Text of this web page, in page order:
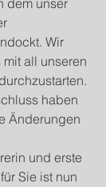
dem unser
Wir
all unseren
haben
Änderungen
und erste
Sie ist nun